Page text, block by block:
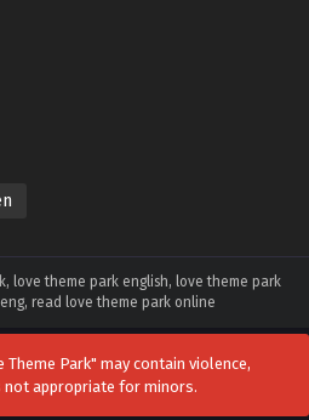
love theme park english, love theme park
read love theme park online
Park" may contain violence,
appropriate for minors.